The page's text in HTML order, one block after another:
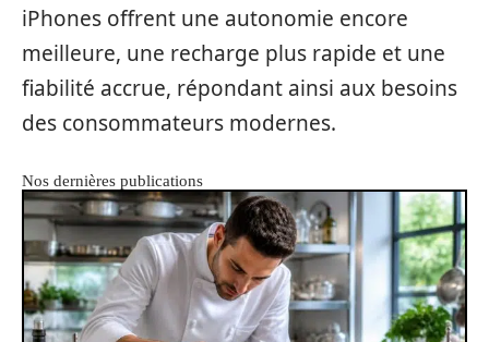
iPhones offrent une autonomie encore
meilleure, une recharge plus rapide et une
fiabilité accrue, répondant ainsi aux besoins
des consommateurs modernes.
Nos dernières publications